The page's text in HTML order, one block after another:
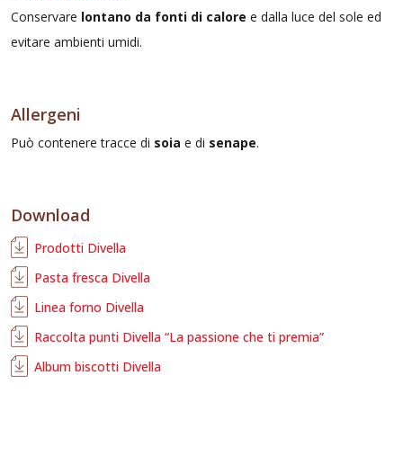
Conservare lontano da fonti di calore e dalla luce del sole ed
evitare ambienti umidi.
Allergeni
Può contenere tracce di soia e di senape.
Download
Prodotti Divella
Pasta fresca Divella
Linea forno Divella
Raccolta punti Divella “La passione che ti premia”
Album biscotti Divella